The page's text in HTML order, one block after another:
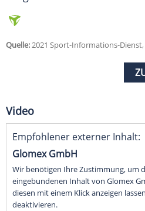
Quelle:2021 Sport-Informations-Dienst,
Video
Empfohlener externer Inhalt:
Glomex GmbH
Wir benötigen Ihre Zustimmung, um
eingebundenen Inhalt von Glomex
diesen mit einem Klick anzeigen
deaktivieren.